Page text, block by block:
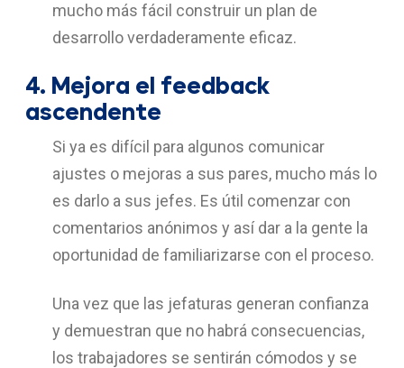
mucho más fácil construir un plan de
desarrollo verdaderamente eficaz.
4. Mejora el feedback
ascendente
Si ya es difícil para algunos comunicar
ajustes o mejoras a sus pares, mucho más lo
es darlo a sus jefes. Es útil comenzar con
comentarios anónimos y así dar a la gente la
oportunidad de familiarizarse con el proceso.
Una vez que las jefaturas generan confianza
y demuestran que no habrá consecuencias,
los trabajadores se sentirán cómodos y se